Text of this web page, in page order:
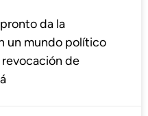
da la
un mundo político
de